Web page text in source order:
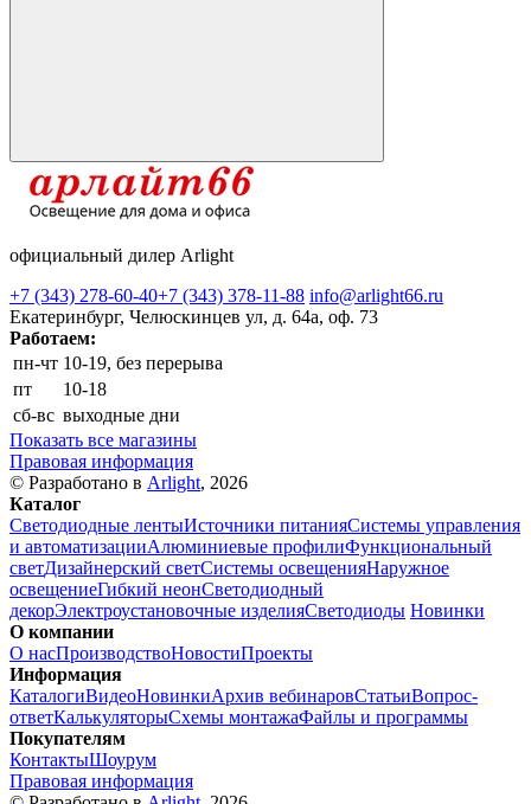
официальный дилер Arlight
+7 (343) 278-60-40+7 (343) 378-11-88 info@arlight66.ru
Екатеринбург, Челюскинцев ул, д. 64а, оф. 73
Работаем:
пн-чт 10-19, без перерыва
пт
10-18
сб-вс выходные дни
Показать все магазины
Правовая информация
© Разработано в Arlight, 2026
Каталог
Светодиодные лентыИсточники питанияСистемы управления
и автоматизацииАлюминиевые профилиФункциональный
светДизайнерский светСистемы освещенияНаружное
освещениеГибкий неонСветодиодный
декорЭлектроустановочные изделияСветодиоды Новинки
О компании
О насПроизводствоНовостиПроекты
Информация
КаталогиВидеоНовинкиАрхив вебинаровСтатьиВопрос-
ответКалькуляторыСхемы монтажаФайлы и программы
Покупателям
КонтактыШоурум
Правовая информация